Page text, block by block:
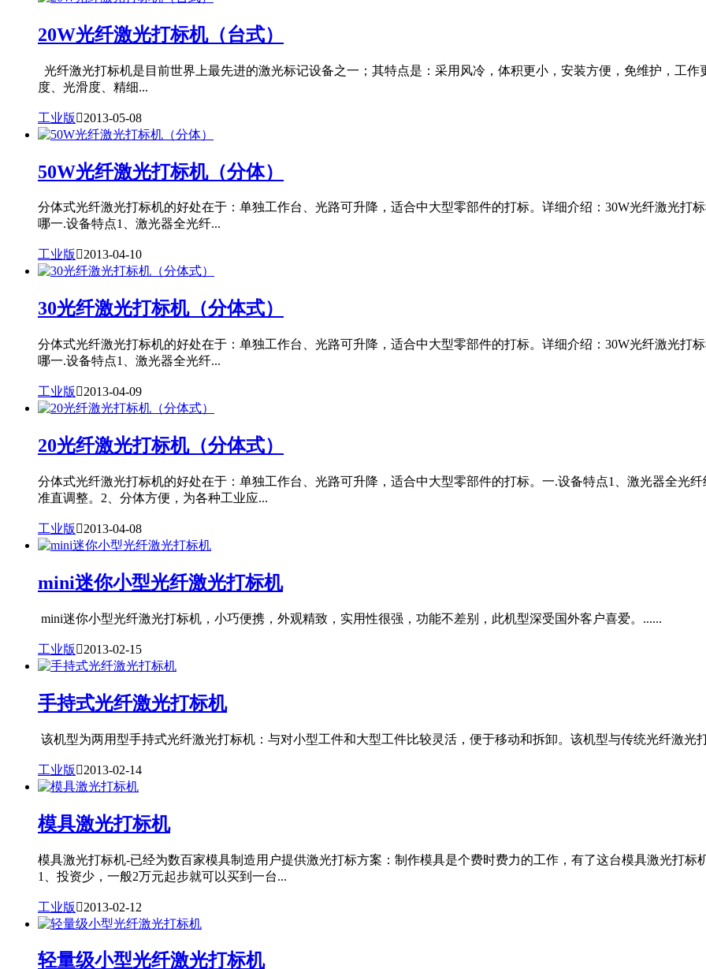
20W光纤激光打标机（台式）
光纤激光打标机是目前世界上最先进的激光标记设备之一；其特点是：采用风冷，体积更小，安装方便，免维护，工
度、光滑度、精细...
工业版 2013-05-08
50W光纤激光打标机（分体）
分体式光纤激光打标机的好处在于：单独工作台、光路可升降，适合中大型零部件的打标。详细介绍：30W光纤激光打
哪一.设备特点1、激光器全光纤...
工业版 2013-04-10
30光纤激光打标机（分体式）
分体式光纤激光打标机的好处在于：单独工作台、光路可升降，适合中大型零部件的打标。详细介绍：30W光纤激光打
哪一.设备特点1、激光器全光纤...
工业版 2013-04-09
20光纤激光打标机（分体式）
分体式光纤激光打标机的好处在于：单独工作台、光路可升降，适合中大型零部件的打标。一.设备特点1、激光器全光
准直调整。2、分体方便，为各种工业应...
工业版 2013-04-08
mini迷你小型光纤激光打标机
mini迷你小型光纤激光打标机，小巧便携，外观精致，实用性很强，功能不差别，此机型深受国外客户喜爱。......
工业版 2013-02-15
手持式光纤激光打标机
该机型为两用型手持式光纤激光打标机：与对小型工件和大型工件比较灵活，便于移动和拆卸。该机型与传统光纤激光
工业版 2013-02-14
模具激光打标机
模具激光打标机-已经为数百家模具制造用户提供激光打标方案：制作模具是个费时费力的工作，有了这台模具激光打标
1、投资少，一般2万元起步就可以买到一台...
工业版 2013-02-12
轻量级小型光纤激光打标机